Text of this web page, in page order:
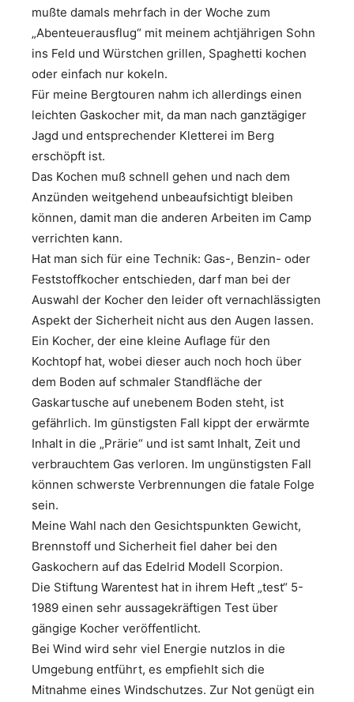
mußte damals mehrfach in der Woche zum
„Abenteuerausflug“ mit meinem achtjährigen Sohn
ins Feld und Würstchen grillen, Spaghetti kochen
oder einfach nur kokeln.
Für meine Bergtouren nahm ich allerdings einen
leichten Gaskocher mit, da man nach ganztägiger
Jagd und entsprechender Kletterei im Berg
erschöpft ist.
Das Kochen muß schnell gehen und nach dem
Anzünden weitgehend unbeaufsichtigt bleiben
können, damit man die anderen Arbeiten im Camp
verrichten kann.
Hat man sich für eine Technik: Gas-, Benzin- oder
Feststoffkocher entschieden, darf man bei der
Auswahl der Kocher den leider oft vernachlässigten
Aspekt der Sicherheit nicht aus den Augen lassen.
Ein Kocher, der eine kleine Auflage für den
Kochtopf hat, wobei dieser auch noch hoch über
dem Boden auf schmaler Standfläche der
Gaskartusche auf unebenem Boden steht, ist
gefährlich. Im günstigsten Fall kippt der erwärmte
Inhalt in die „Prärie“ und ist samt Inhalt, Zeit und
verbrauchtem Gas verloren. Im ungünstigsten Fall
können schwerste Verbrennungen die fatale Folge
sein.
Meine Wahl nach den Gesichtspunkten Gewicht,
Brennstoff und Sicherheit fiel daher bei den
Gaskochern auf das Edelrid Modell Scorpion.
Die Stiftung Warentest hat in ihrem Heft „test“ 5-
1989 einen sehr aussagekräftigen Test über
gängige Kocher veröffentlicht.
Bei Wind wird sehr viel Energie nutzlos in die
Umgebung entführt, es empfiehlt sich die
Mitnahme eines Windschutzes. Zur Not genügt ein